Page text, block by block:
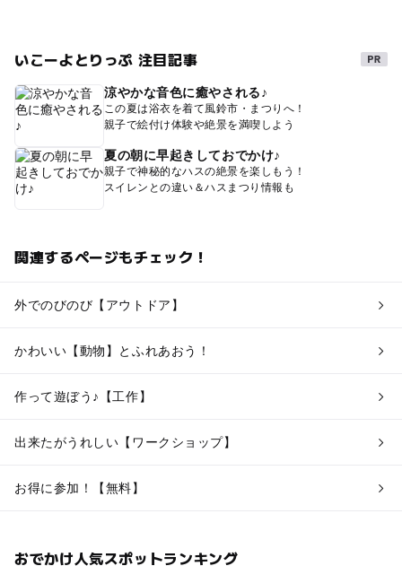
いこーよとりっぷ 注目記事
涼やかな音色に癒やされる♪
この夏は浴衣を着て風鈴市・まつりへ！
親子で絵付け体験や絶景を満喫しよう
夏の朝に早起きしておでかけ♪
親子で神秘的なハスの絶景を楽しもう！
スイレンとの違い＆ハスまつり情報も
関連するページもチェック！
外でのびのび【アウトドア】
かわいい【動物】とふれあおう！
作って遊ぼう♪【工作】
出来たがうれしい【ワークショップ】
お得に参加！【無料】
おでかけ人気スポットランキング